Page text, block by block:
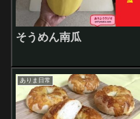
そうめん南瓜
ありま日常